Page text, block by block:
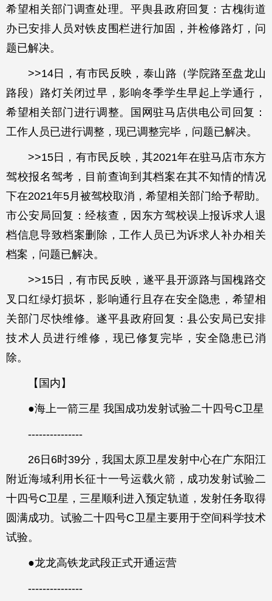
希望相关部门调查处理。平舆县政府回复：古槐街道
办已安排人员对铁皮围栏进行加固，并检修路灯，问
题已解决。
>>14日，有市民反映，泰山路（学院路至盘龙山
路段）路灯关闭过早，影响冬季学生早起上学通行，
希望相关部门进行调整。国网驻马店供电公司回复：
工作人员已进行调整，现已调整完毕，问题已解决。
>>15日，有市民反映，其2021年在驻马店市东方
驾校报名驾考，目前查询到其档案在其不知情的情况
下在2021年5月被驾校取消，希望相关部门给予帮助。
市公安局回复：经核查，因东方驾校误上报诉求人退
档信息导致档案删除，工作人员已为诉求人补办相关
档案，问题已解决。
>>15日，有市民反映，遂平县开源路与国槐路交
叉口红绿灯损坏，影响通行且存在安全隐患，希望相
关部门尽快维修。遂平县政府回复：县公安局已安排
技术人员进行维修，现已修复完毕，安全隐患已消
除。
【国内】
●海上一箭三星 我国成功发射试验二十四号C卫星
---------------
26日6时39分，我国太原卫星发射中心在广东阳江
附近海域利用长征十一号运载火箭，成功发射试验二
十四号C卫星，三星顺利进入预定轨道，发射任务取得
圆满成功。试验二十四号C卫星主要用于空间科学技术
试验。
●龙龙高铁龙武段正式开通运营
---------------